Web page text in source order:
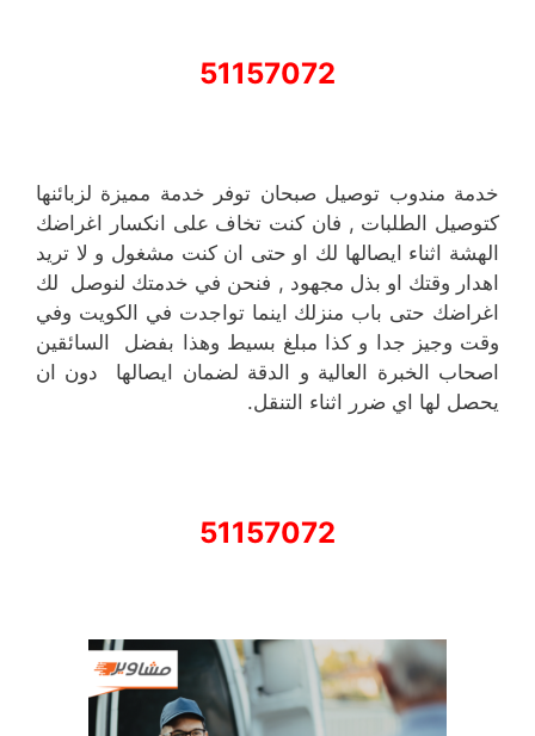
51157072
خدمة مندوب توصيل صبحان توفر خدمة مميزة لزبائنها
كتوصيل الطلبات , فان كنت تخاف على انكسار اغراضك
الهشة اثناء ايصالها لك او حتى ان كنت مشغول و لا تريد
اهدار وقتك او بذل مجهود , فنحن في خدمتك لنوصل لك
اغراضك حتى باب منزلك اينما تواجدت في الكويت وفي
وقت وجيز جدا و كذا مبلغ بسيط وهذا بفضل السائقين
اصحاب الخبرة العالية و الدقة لضمان ايصالها دون ان
يحصل لها اي ضرر اثناء التنقل.
51157072